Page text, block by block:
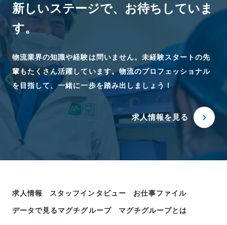
新しいステージで、 お待ちしていま
す。
物流業界の知識や経験は問いません。未経験スタートの先
輩もたくさん活躍しています。物流のプロフェッショナル
を目指して、一緒に一歩を踏み出しましょう！
求人情報を見る
求人情報 スタッフインタビュー お仕事ファイル
データで見るマグチグループ マグチグループとは